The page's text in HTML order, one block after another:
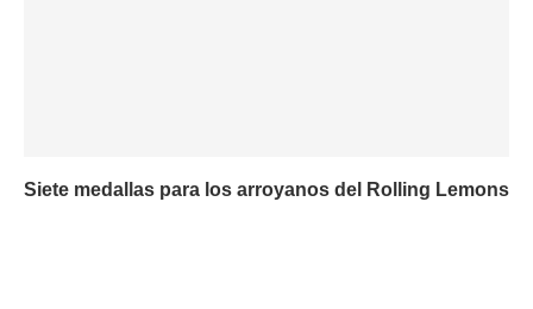
Siete medallas para los arroyanos del Rolling Lemons